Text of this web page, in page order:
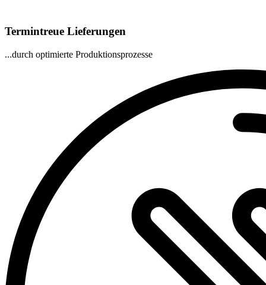
Termintreue Lieferungen
...durch optimierte Produktionsprozesse